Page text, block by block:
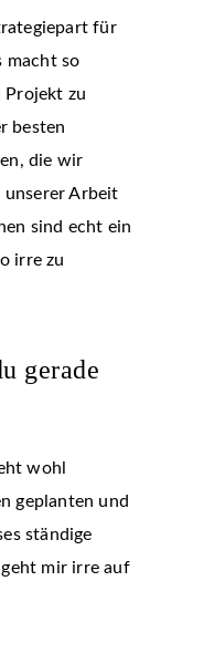
für
macht so
Projekt zu
besten
die wir
unserer Arbeit
sind echt ein
irre zu
gerade
wohl
geplanten und
ständige
mir irre auf